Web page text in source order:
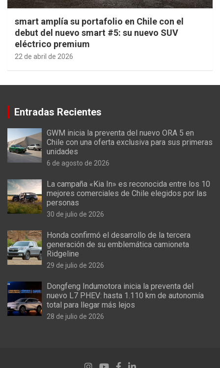
smart amplía su portafolio en Chile con el
debut del nuevo smart #5: su nuevo SUV
eléctrico premium
22 de abril de 2026
Entradas Recientes
GWM inicia la preventa del nuevo ORA 5 en
Chile con una oferta exclusiva para sus primeras
unidades
6 de agosto de 2026
La campaña «Kia In» es reconocida entre los 10
mejores comerciales de Chile elegidos por las
personas
30 de julio de 2026
Honda confirmó el desarrollo de la tercera
generación de su emblemática camioneta
Ridgeline
29 de julio de 2026
Dongfeng Indumotora inicia la preventa del
nuevo L7 PHEV: hasta 1.110 km de autonomía
total para llegar más lejos
28 de julio de 2026